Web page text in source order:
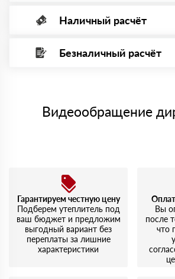
Оплата банковской картой, через
Минимальная сумма платежа — 1 рубль.
Наличный расчёт
Вы можете оплатить наличными по
Безналичный расчёт
либо Вы забираете товар со склада
Видеообращение
Гарантируем честную цену
Подберем утеплитель под
ваш бюджет и предложим
выгодный вариант без
переплаты за лишние
характеристики
Вы
после
что